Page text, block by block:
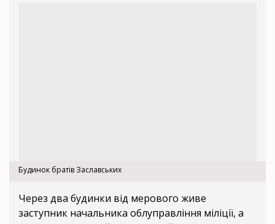
Будинок братів Заславських
Через два будинки від мерового живе
заступник начальника облуправління міліції, а